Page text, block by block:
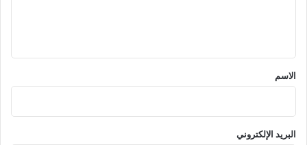
*
الاسم
البريد الإلكتروني